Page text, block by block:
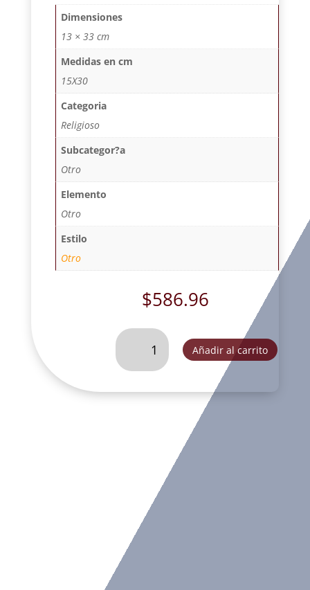
Dimensiones
13 × 33 cm
Medidas en cm
15X30
Categoria
Religioso
Subcategor?a
Otro
Elemento
Otro
Estilo
Otro
$586.96
VIRGEN
GUADALUPE
CM
Añadir al carrito